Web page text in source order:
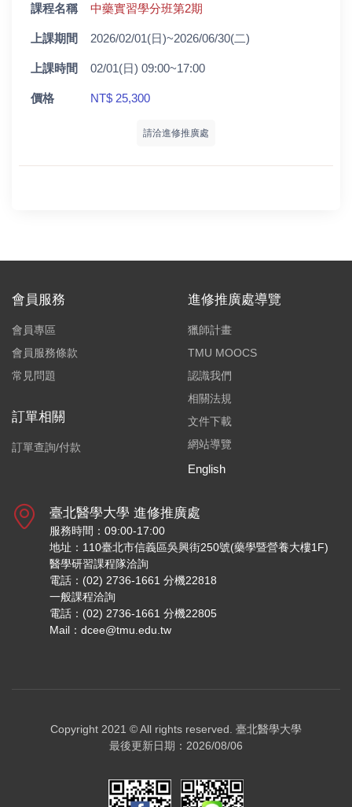
課程名稱 中藥實習學分班第2期
上課期間 2026/02/01(日)~2026/06/30(二)
上課時間 02/01(日) 09:00~17:00
價格 NT$ 25,300
請洽進修推廣處
會員服務
會員專區
會員服務條款
常見問題
訂單相關
訂單查詢/付款
進修推廣處導覽
獵師計畫
TMU MOOCS
認識我們
相關法規
文件下載
網站導覽
English
臺北醫學大學 進修推廣處
服務時間：09:00-17:00
地址：110臺北市信義區吳興街250號(藥學暨營養大樓1F)
醫學研習課程隊洽詢
電話：(02) 2736-1661 分機22818
一般課程洽詢
電話：(02) 2736-1661 分機22805
Mail：dcee@tmu.edu.tw
Copyright 2021 © All rights reserved. 臺北醫學大學
最後更新日期：2026/08/06